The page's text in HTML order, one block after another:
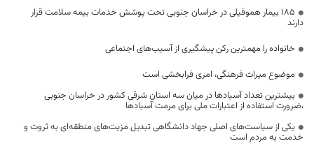
۱۸۵ بیمار هموفیلی در خراسان جنوبی تحت پوشش خدمات بیمه سلامت قرار
دارند
خانواده را مهمترین رکن پیشگیری از آسیب‌های اجتماعی
موضوع میراث فرهنگی، امری فرابخشی است
بیشترین تعداد آسبادها در میان سه استان شرقی کشور در خراسان جنوبی
،ضرورت استفاده از اعتبارات ملی برای مرمت آسبادها
یکی از سیاست‌های اصلی جهاد دانشگاهی تبدیل مزیت‌های منطقه‌ای به ثروت و
خدمت به مردم است